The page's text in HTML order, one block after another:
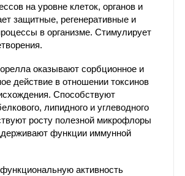
на уровне клеток, органов и
защитные, регенеративные и
в организме. Стимулирует
оказывают сорбционное и
действие в отношении токсинов
Способствуют
липидного и углеводного
росту полезной микрофлоры
функции иммунной
активность